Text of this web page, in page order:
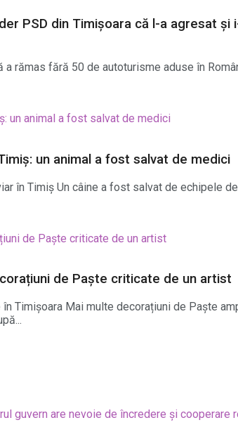
PSD din Timișoara că l-a agresat și
rămas fără 50 de autoturisme aduse în
un animal a fost salvat de medici
în Timiș Un câine a fost salvat de echipele
de Paște criticate de un artist
Timișoara Mai multe decorațiuni de Paște